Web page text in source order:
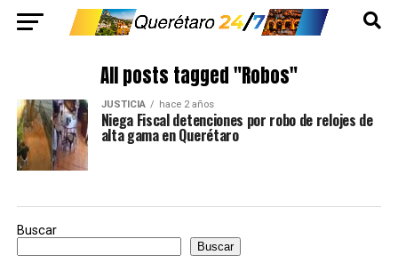
All posts tagged "Robos"
JUSTICIA hace 2 años
Niega Fiscal detenciones por robo de relojes de
alta gama en Querétaro
Buscar
Buscar